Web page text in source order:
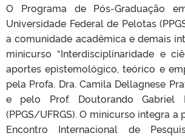
O Programa de Pós-Graduação
Universidade Federal de Pelotas
a comunidade acadêmica e demais
minicurso “Interdisciplinaridade e
aportes epistemológico, teórico e
pela Profa. Dra. Camila Dellagnese
e pelo Prof. Doutorando Gabriel
(PPGS/UFRGS). O minicurso integra a
Encontro Internacional de